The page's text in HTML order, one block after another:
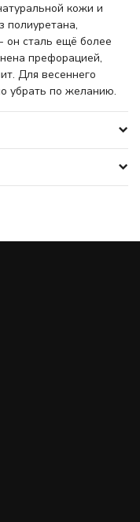
кожи и
он сталь ещё более
префорацией,
Для весеннего
убрать по желанию.